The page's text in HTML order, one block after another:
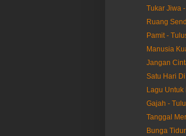
Tukar Jiwa
Ruang
Pamit -
Manusia
Jangan
Satu Hari
Lagu Untuk
Gajah -
Tanggal
Bunga